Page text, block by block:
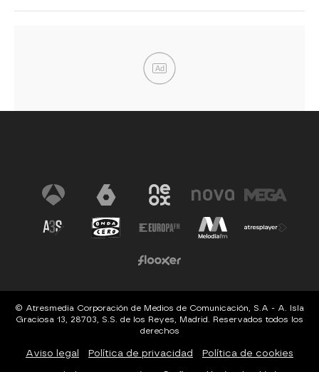
Ad
© Atresmedia Corporación de Medios de Comunicación, S.A - A. Isla
Graciosa 13, 28703, S.S. de los Reyes, Madrid. Reservados todos los
derechos
Aviso legal Política de privacidad Política de cookies